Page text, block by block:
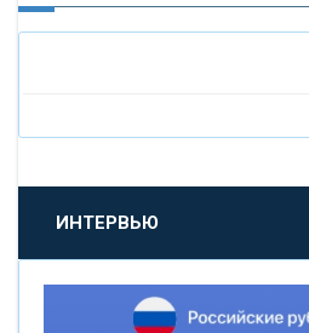
«БАНК САНКТ-ПЕТЕРБУРГ»
«ПРОМСВЯЗЬБАНК»
«НОВИКОМБАНК»
ИНТЕРВЬЮ